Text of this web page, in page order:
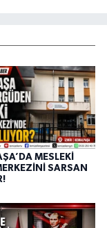
MESLEKİ
SARSAN